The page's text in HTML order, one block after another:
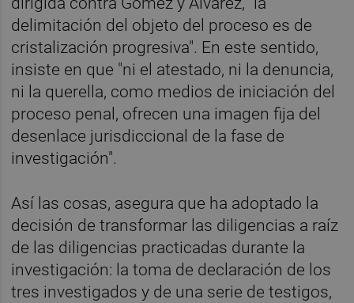
delimitación del objeto del proceso es de
cristalización progresiva". En este sentido,
insiste en que "ni el atestado, ni la denuncia,
ni la querella, como medios de iniciación del
proceso penal, ofrecen una imagen fija del
desenlace jurisdiccional de la fase de
investigación".
Así las cosas, asegura que ha adoptado la
decisión de transformar las diligencias a raíz
de las diligencias practicadas durante la
investigación: la toma de declaración de los
tres investigados y de una serie de testigos,